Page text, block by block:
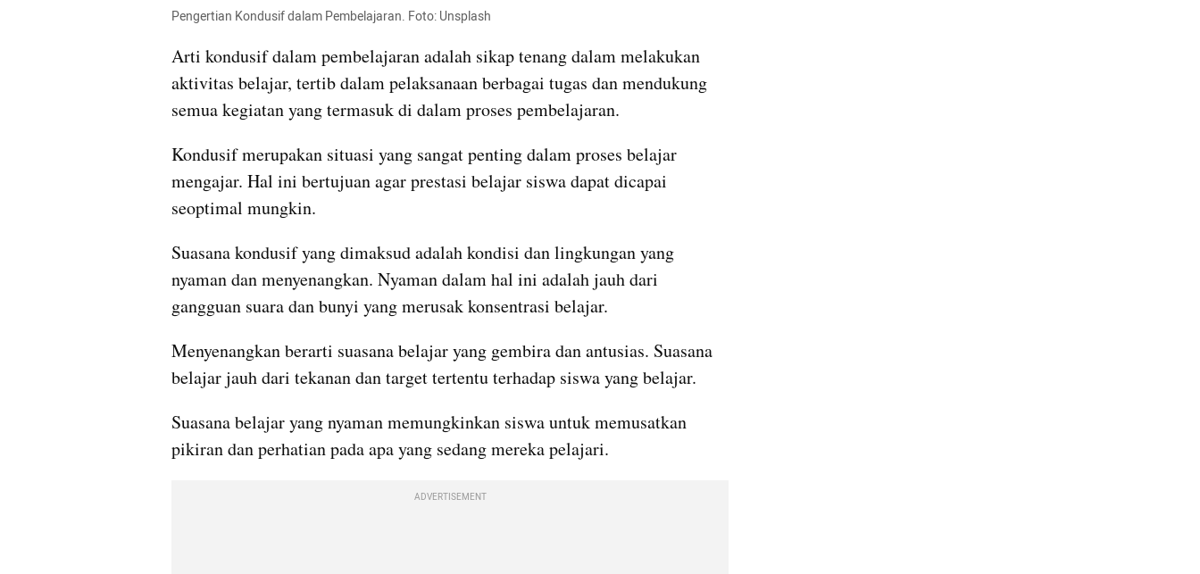
Pengertian Kondusif dalam Pembelajaran. Foto: Unsplash
Arti kondusif dalam pembelajaran adalah sikap tenang dalam melakukan
aktivitas belajar, tertib dalam pelaksanaan berbagai tugas dan mendukung
semua kegiatan yang termasuk di dalam proses pembelajaran.
Kondusif merupakan situasi yang sangat penting dalam proses belajar
mengajar. Hal ini bertujuan agar prestasi belajar siswa dapat dicapai
seoptimal mungkin.
Suasana kondusif yang dimaksud adalah kondisi dan lingkungan yang
nyaman dan menyenangkan. Nyaman dalam hal ini adalah jauh dari
gangguan suara dan bunyi yang merusak konsentrasi belajar.
Menyenangkan berarti suasana belajar yang gembira dan antusias. Suasana
belajar jauh dari tekanan dan target tertentu terhadap siswa yang belajar.
Suasana belajar yang nyaman memungkinkan siswa untuk memusatkan
pikiran dan perhatian pada apa yang sedang mereka pelajari.
ADVERTISEMENT